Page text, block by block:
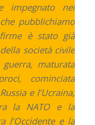
impegnato nel
pubblichiamo
è stato già
società civile
guerra, maturata
cominciata
e l’Ucraina,
la NATO e la
l’Occidente e la